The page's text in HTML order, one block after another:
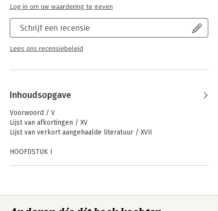
Schrijf een recensie
Lees ons recensiebeleid
Log in om uw waardering te geven
Inhoudsopgave
Voorwoord / V
Lijst van afkortingen / XV
Lijst van verkort aangehaalde literatuur / XVII
HOOFDSTUK I